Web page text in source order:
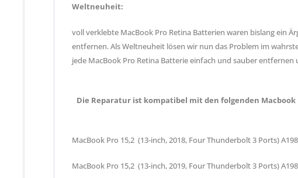
Weltneuheit:
voll verklebte MacBook Pro Retina Batterien waren bislang ein
entfernen. Als Weltneuheit lösen wir nun das Problem im
jede MacBook Pro Retina Batterie einfach und sauber
Die Reparatur ist kompatibel mit den folgenden Macbook
MacBook Pro 15,2 (13-inch, 2018, Four Thunderbolt 3 Ports)
MacBook Pro 15,2 (13-inch, 2019, Four Thunderbolt 3 Ports)